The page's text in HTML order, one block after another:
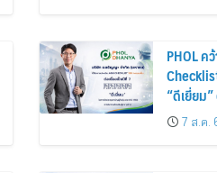
PHOL ค
“ดีเยี่ยม
การดำเ
บาล โปร่
7 ส.ค.